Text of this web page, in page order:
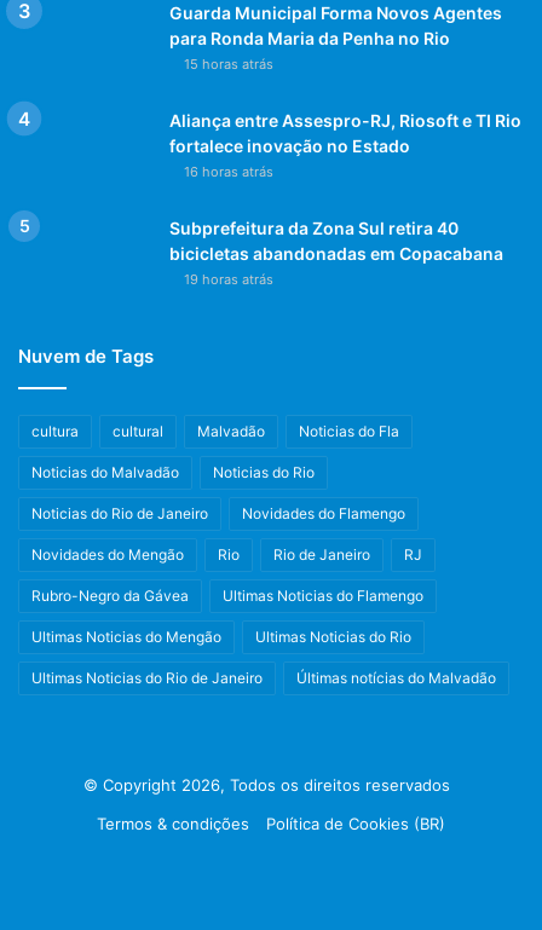
Workshop Inteligência e Educação Financeira
Local: Rua Afonso Cavalcanti, 455 (CASS) – Cidade Nova
Subsolo do Prédio Principal Prefeitura do Rio – Sala 2
Categoria:
14 de maio de 2024
Centro da Cidade
Prefeitura do Rio
Post Views: 1.093
Noticias do Rio Noticias do Rio de Janeiro
Rio Rio de Janeiro RJ
Ultimas Noticias do Rio
Ultimas Noticias do Rio de Janeiro
Guarda Municipal Forma Novos Agentes
para Ronda Maria da Penha no Rio
15 horas atrás
Aliança entre Assespro-RJ, Riosoft e TI Rio
fortalece inovação no Estado
16 horas atrás
Subprefeitura da Zona Sul retira 40
bicicletas abandonadas em Copacabana
19 horas atrás
Nuvem de Tags
cultura cultural Malvadão Noticias do Fla
Noticias do Malvadão Noticias do Rio
Noticias do Rio de Janeiro Novidades do Flamengo
Novidades do Mengão Rio Rio de Janeiro RJ
Rubro-Negro da Gávea Ultimas Noticias do Flamengo
Ultimas Noticias do Mengão Ultimas Noticias do Rio
Ultimas Noticias do Rio de Janeiro Últimas notícias do Malvadão
© Copyright 2026, Todos os direitos reservados
Termos & condições
Política de Cookies (BR)